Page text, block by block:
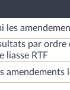
les
par ordre
liasse RTF
amendements